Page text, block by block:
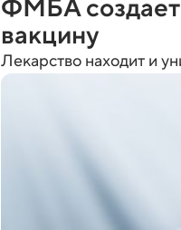
ФМБА создает
вакцину
Лекарство находит и